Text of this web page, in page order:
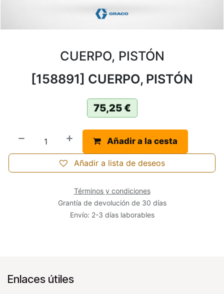
CUERPO, PISTÓN
[158891] CUERPO, PISTÓN
75,25€
Añadir a la cesta
Añadir a lista de deseos
Términos y condiciones
Grantía de devolución de 30 días
Envío: 2-3 días laborables
Enlaces útiles